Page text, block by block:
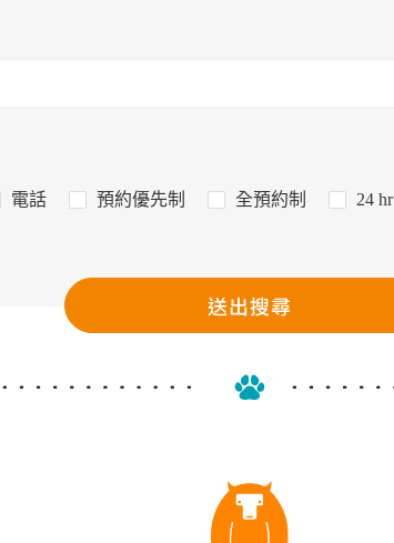
電話 預約優先制 全預約制 24 hr
送出搜尋